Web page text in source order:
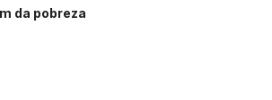
da pobreza